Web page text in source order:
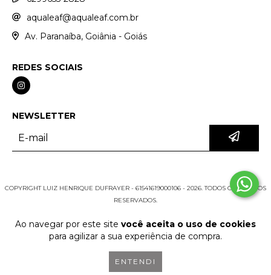
Ao navegar por este site você aceita o uso de cookies
para agilizar a sua experiência de compra.
ENTENDI
aqualeaf@aqualeaf.com.br
Av. Paranaíba, Goiânia - Goiás
REDES SOCIAIS
NEWSLETTER
COPYRIGHT LUIZ HENRIQUE DUFRAYER - 61541619000106 - 2026. TODOS OS DIREITOS
RESERVADOS.